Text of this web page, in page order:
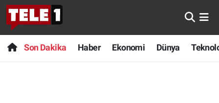
Son Dakika Haber Ekonomi Dünya
Anında Manşet
Başka Sohbetler
Son Dakika
Haber
Nöbetçi Eczaneler
Hava Durumu